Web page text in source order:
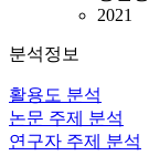
2021
분석정보
활용도 분석
논문 주제 분석
연구자 주제 분석